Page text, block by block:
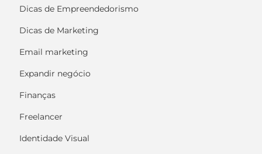
Dicas de Empreendedorismo
Dicas de Marketing
Email marketing
Expandir negócio
Finanças
Freelancer
Identidade Visual